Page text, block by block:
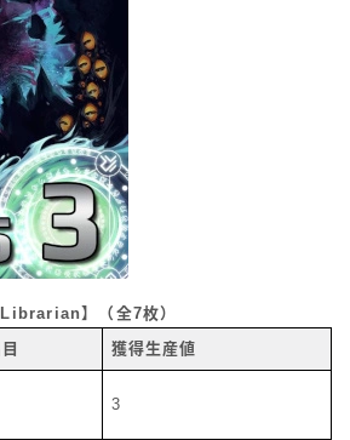
】（全7枚）
獲得生産値
3